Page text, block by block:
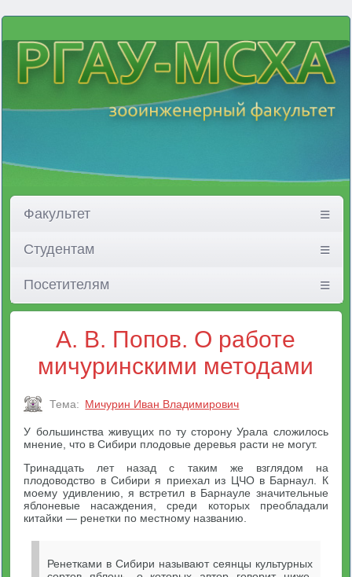
Факультет
Студентам
Посетителям
А. В. Попов. О работе
мичуринскими методами
Тема: Мичурин Иван Владимирович
У большинства живущих по ту сторону Урала сложилось
мнение, что в Сибири плодовые деревья расти не могут.
Тринадцать лет назад с таким же взглядом на
плодоводство в Сибири я приехал из ЦЧО в Барнаул. К
моему удивлению, я встретил в Барнауле значительные
яблоневые насаждения, среди которых преобладали
китайки — ренетки по местному названию.
Ренетками в Сибири называют сеянцы культурных